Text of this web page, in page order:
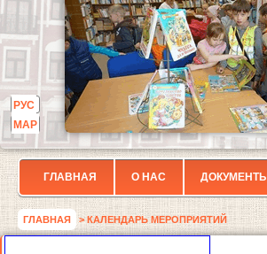
РУС
МАР
ГЛАВНАЯ О НАС ДОКУМЕНТЫ
ГЛАВНАЯ > КАЛЕНДАРЬ МЕРОПРИЯТИЙ